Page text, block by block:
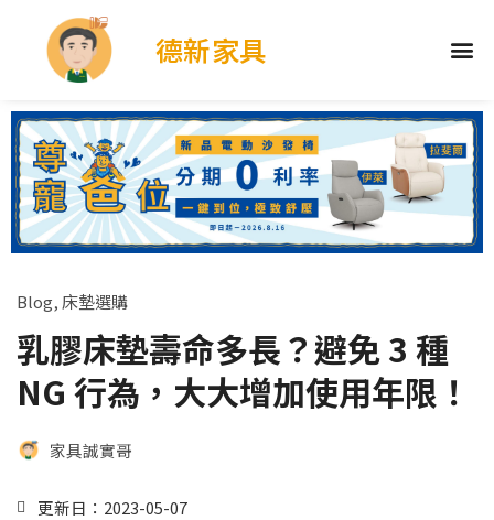
德新家具
Blog, 床墊選購
乳膠床墊壽命多長？避免 3 種
NG 行為，大大增加使用年限！
家具誠實哥
更新日：2023-05-07